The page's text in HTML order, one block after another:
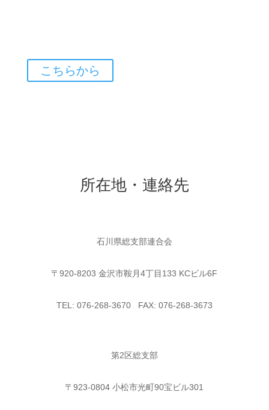
こちらから
所在地・連絡先
石川県総支部連合会
〒920-8203 金沢市鞍月4丁目133 KCビル6F
TEL: 076-268-3670 FAX: 076-268-3673
第2区総支部
〒923-0804 小松市光町90宝ビル301